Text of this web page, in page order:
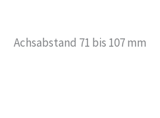
Achsabstand 71 bis 107 mm